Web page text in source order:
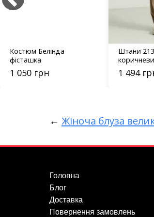
Костюм Белінда
фісташка
1 050 грн
Штани
1 494
← Жіноча блуза
Головна
Блог
Доставка
Повернення замовлень